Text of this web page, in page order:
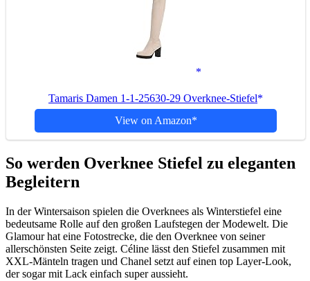
Tamaris Damen 1-1-25630-29 Overknee-Stiefel
View on Amazon
So werden Overknee Stiefel zu eleganten
Begleitern
In der Wintersaison spielen die Overknees als Winterstiefel eine
bedeutsame Rolle auf den großen Laufstegen der Modewelt. Die
Glamour hat eine Fotostrecke, die den Overknee von seiner
allerschönsten Seite zeigt. Céline lässt den Stiefel zusammen mit
XXL-Mänteln tragen und Chanel setzt auf einen top Layer-Look,
der sogar mit Lack einfach super aussieht.